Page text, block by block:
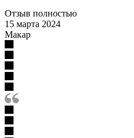
Отзыв полностью
15 марта 2024
Макар